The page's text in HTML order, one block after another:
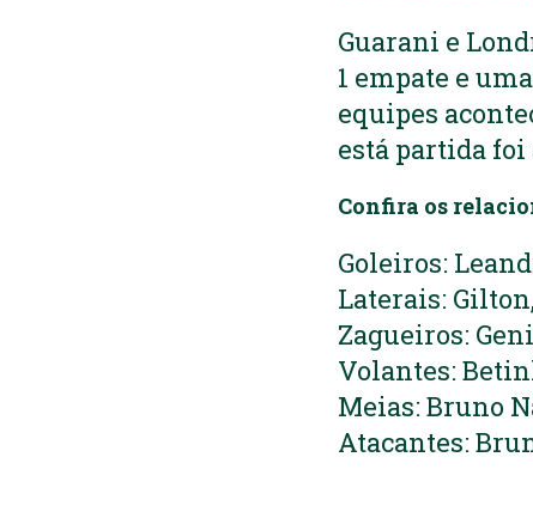
Guarani e
1 empate e
equipes
está partida
Confira os
Goleiros:
Laterais:
Zagueiros:
Volantes:
Meias: Bruno
Atacantes: